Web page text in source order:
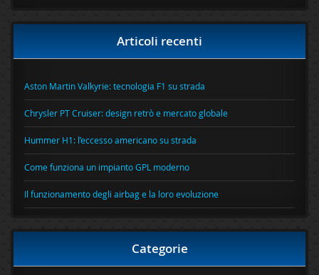
Articoli recenti
Aston Martin Valkyrie: tecnologia F1 su strada
Chrysler PT Cruiser: design retrò e mercato globale
Hummer H1: l’eccesso americano su strada
Come funziona un impianto GPL moderno
Il funzionamento degli airbag e la loro evoluzione
Categorie